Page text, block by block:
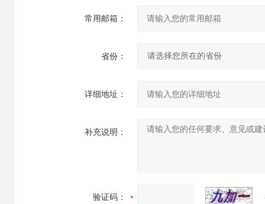
常用邮箱：
省份：
详细地址：
补充说明：
验证码：